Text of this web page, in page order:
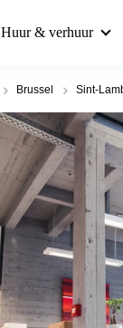
Huur & verhuur
Brussel Sint-